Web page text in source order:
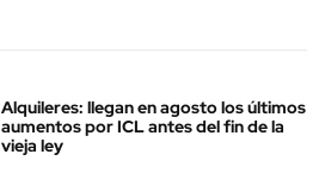
Alquileres: llegan en agosto los últimos
aumentos por ICL antes del fin de la
vieja ley